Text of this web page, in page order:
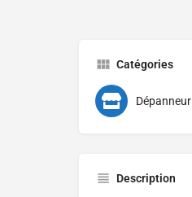
Catégories
Dépanneur
Description